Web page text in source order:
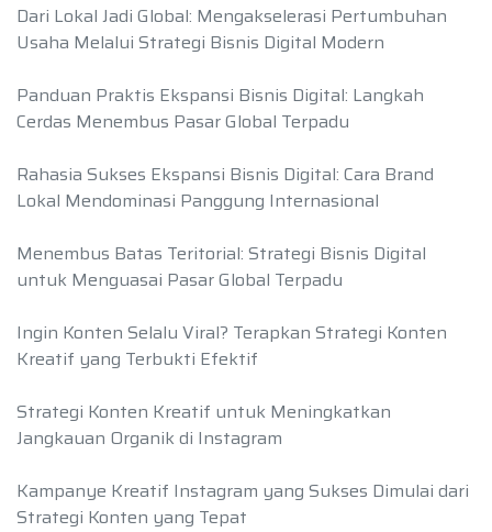
Dari Lokal Jadi Global: Mengakselerasi Pertumbuhan
Usaha Melalui Strategi Bisnis Digital Modern
Panduan Praktis Ekspansi Bisnis Digital: Langkah
Cerdas Menembus Pasar Global Terpadu
Rahasia Sukses Ekspansi Bisnis Digital: Cara Brand
Lokal Mendominasi Panggung Internasional
Menembus Batas Teritorial: Strategi Bisnis Digital
untuk Menguasai Pasar Global Terpadu
Ingin Konten Selalu Viral? Terapkan Strategi Konten
Kreatif yang Terbukti Efektif
Strategi Konten Kreatif untuk Meningkatkan
Jangkauan Organik di Instagram
Kampanye Kreatif Instagram yang Sukses Dimulai dari
Strategi Konten yang Tepat